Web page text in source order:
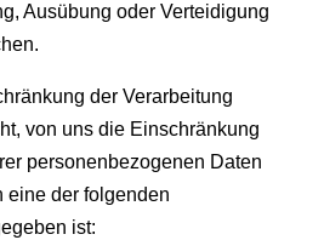
Ausübung oder Verteidigung
der Verarbeitung
von uns die Einschränkung
personenbezogenen Daten
eine der folgenden
ist: